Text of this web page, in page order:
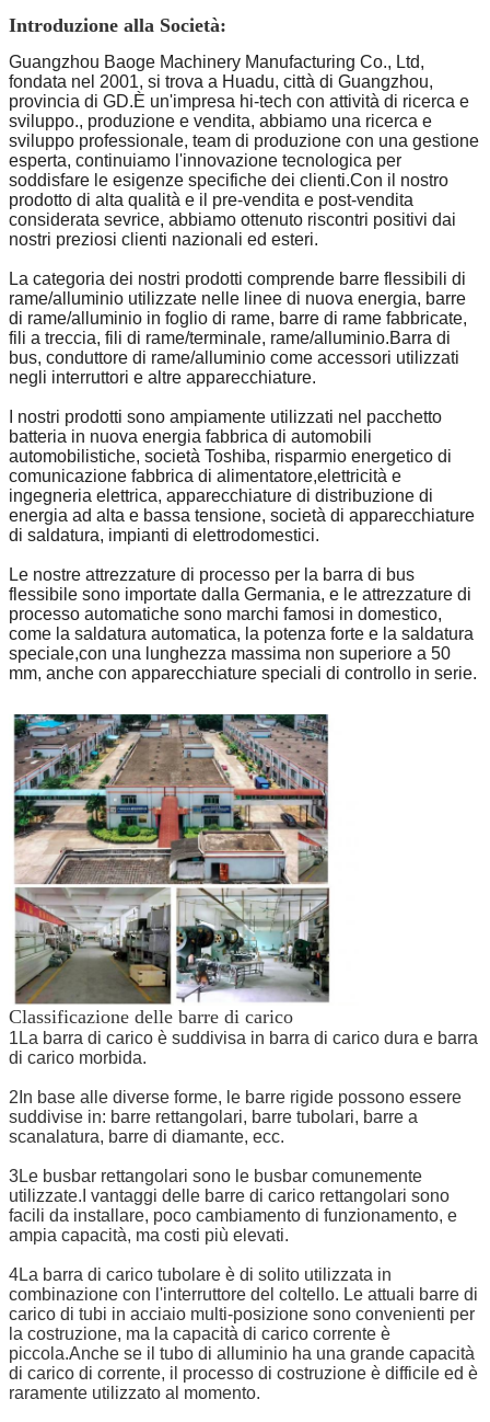
Introduzione alla Società:
Guangzhou Baoge Machinery Manufacturing Co., Ltd,
fondata nel 2001, si trova a Huadu, città di Guangzhou,
provincia di GD.È un'impresa hi-tech con attività di ricerca e
sviluppo., produzione e vendita, abbiamo una ricerca e
sviluppo professionale, team di produzione con una gestione
esperta, continuiamo l'innovazione tecnologica per
soddisfare le esigenze specifiche dei clienti.Con il nostro
prodotto di alta qualità e il pre-vendita e post-vendita
considerata sevrice, abbiamo ottenuto riscontri positivi dai
nostri preziosi clienti nazionali ed esteri.
La categoria dei nostri prodotti comprende barre flessibili di
rame/alluminio utilizzate nelle linee di nuova energia, barre
di rame/alluminio in foglio di rame, barre di rame fabbricate,
fili a treccia, fili di rame/terminale, rame/alluminio.Barra di
bus, conduttore di rame/alluminio come accessori utilizzati
negli interruttori e altre apparecchiature.
I nostri prodotti sono ampiamente utilizzati nel pacchetto
batteria in nuova energia fabbrica di automobili
automobilistiche, società Toshiba, risparmio energetico di
comunicazione fabbrica di alimentatore,elettricità e
ingegneria elettrica, apparecchiature di distribuzione di
energia ad alta e bassa tensione, società di apparecchiature
di saldatura, impianti di elettrodomestici.
Le nostre attrezzature di processo per la barra di bus
flessibile sono importate dalla Germania, e le attrezzature di
processo automatiche sono marchi famosi in domestico,
come la saldatura automatica, la potenza forte e la saldatura
speciale,con una lunghezza massima non superiore a 50
mm, anche con apparecchiature speciali di controllo in serie.
Classificazione delle barre di carico
1La barra di carico è suddivisa in barra di carico dura e barra
di carico morbida.
2In base alle diverse forme, le barre rigide possono essere
suddivise in: barre rettangolari, barre tubolari, barre a
scanalatura, barre di diamante, ecc.
3Le busbar rettangolari sono le busbar comunemente
utilizzate.I vantaggi delle barre di carico rettangolari sono
facili da installare, poco cambiamento di funzionamento, e
ampia capacità, ma costi più elevati.
4La barra di carico tubolare è di solito utilizzata in
combinazione con l'interruttore del coltello. Le attuali barre di
carico di tubi in acciaio multi-posizione sono convenienti per
la costruzione, ma la capacità di carico corrente è
piccola.Anche se il tubo di alluminio ha una grande capacità
di carico di corrente, il processo di costruzione è difficile ed è
raramente utilizzato al momento.